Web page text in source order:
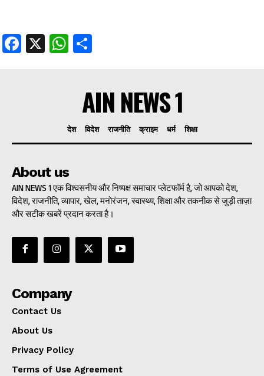
Facebook
X WhatsApp
AIN NEWS 1
देश विदेश राजनीति क्राइम धर्म शिक्षा
About us
AIN NEWS 1 एक विश्वसनीय और निष्पक्ष समाचार प्लेटफॉर्म है, जो आपको देश,
विदेश, राजनीति, व्यापार, खेल, मनोरंजन, स्वास्थ्य, शिक्षा और तकनीक से जुड़ी ताज़ा
और सटीक खबरें प्रदान करता है।
Company
Contact Us
About Us
Privacy Policy
Terms of Use Agreement